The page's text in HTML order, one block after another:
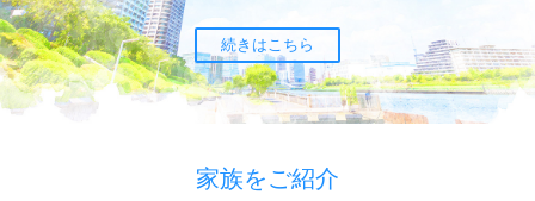
続きはこちら
家族をご紹介